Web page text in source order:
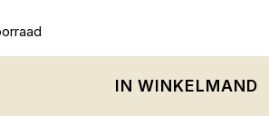
IN WINKELMAND